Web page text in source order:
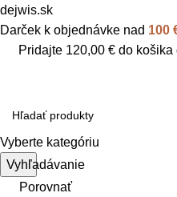
dejwis.sk
Darček k objednávke nad 100
Pridajte 120,00 €do košika
Vyberte kategóriu
Vyhľadávanie
Porovnať